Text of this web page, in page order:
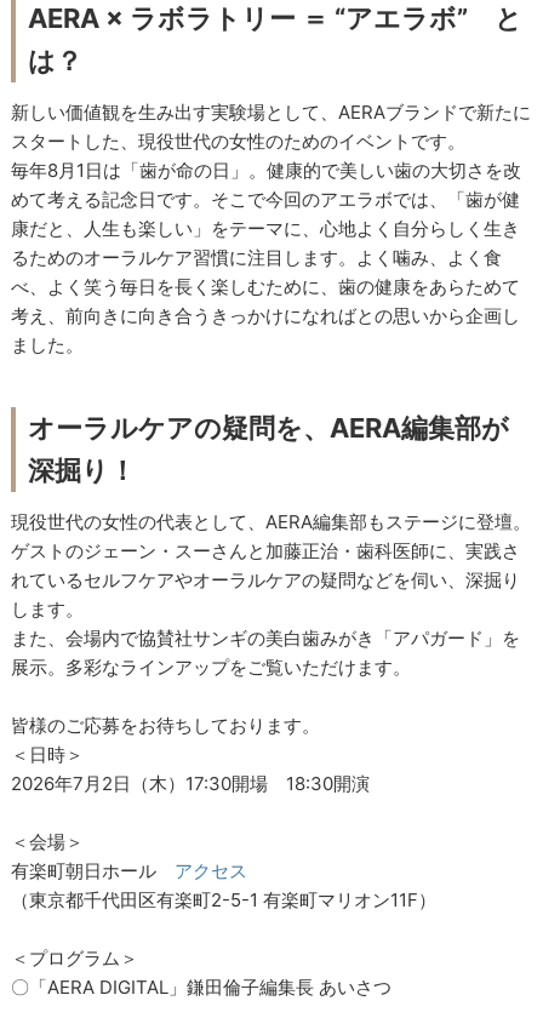
AERA × ラボラトリー ＝ “アエラボ” と
は？
新しい価値観を生み出す実験場として、AERAブランドで新たに
スタートした、現役世代の女性のためのイベントです。
毎年8月1日は「歯が命の日」。健康的で美しい歯の大切さを改
めて考える記念日です。そこで今回のアエラボでは、「歯が健
康だと、人生も楽しい」をテーマに、心地よく自分らしく生き
るためのオーラルケア習慣に注目します。よく噛み、よく食
べ、よく笑う毎日を長く楽しむために、歯の健康をあらためて
考え、前向きに向き合うきっかけになればとの思いから企画し
ました。
オーラルケアの疑問を、AERA編集部が
深掘り！
現役世代の女性の代表として、AERA編集部もステージに登壇。
ゲストのジェーン・スーさんと加藤正治・歯科医師に、実践さ
れているセルフケアやオーラルケアの疑問などを伺い、深掘り
します。
また、会場内で協賛社サンギの美白歯みがき「アパガード」を
展示。多彩なラインアップをご覧いただけます。
皆様のご応募をお待ちしております。
＜日時＞
2026年7月2日（木）17:30開場 18:30開演
＜会場＞
有楽町朝日ホール アクセス
（東京都千代田区有楽町2-5-1 有楽町マリオン11F）
＜プログラム＞
〇「AERA DIGITAL」鎌田倫子編集長 あいさつ